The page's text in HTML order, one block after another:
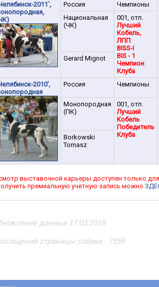
2011`,
Россия
Чемпионы
Национальная
(ЧК)
001, отл.
Лучший
Кобель,
ЛПП
BISS-I
BIS - 1
Чемпион
Клуба
Gerard Mignot
2010',
Россия Чемпионы
Монопородная
(ПК)
001, отл.
Лучший
Кобель
Победитель
Клуба
Borkowski
Tomasz
выставочной карьеры доступен только
премиальную учетную запись можно
данных 17.03.2018
страницы собаки - 7559